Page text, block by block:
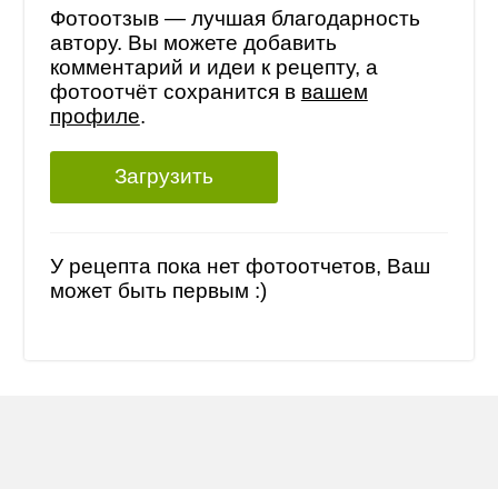
Фотоотзыв — лучшая благодарность
автору. Вы можете добавить
комментарий и идеи к рецепту, а
фотоотчёт сохранится в вашем
профиле.
Загрузить
У рецепта пока нет фотоотчетов, Ваш
может быть первым :)